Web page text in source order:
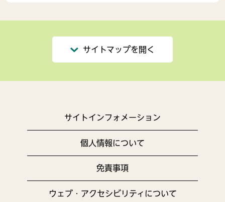
サイトマップを開く
サイトインフォメーション
個人情報について
免責事項
ウェブ・アクセシビリティについて